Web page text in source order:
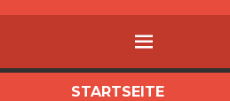
MENÜ
STARTSEITE